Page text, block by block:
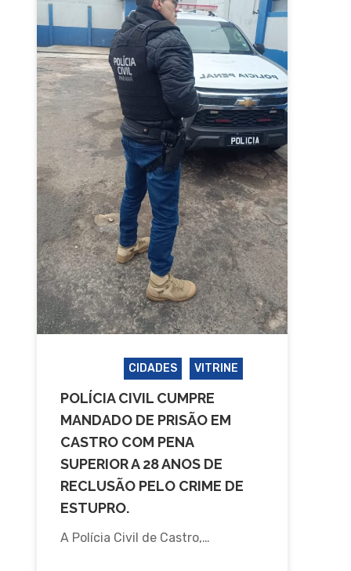
CIDADES VITRINE
POLÍCIA CIVIL CUMPRE
MANDADO DE PRISÃO EM
CASTRO COM PENA
SUPERIOR A 28 ANOS DE
RECLUSÃO PELO CRIME DE
ESTUPRO.
A Polícia Civil de Castro,…